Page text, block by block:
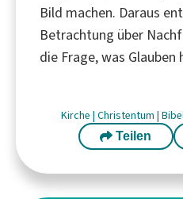
Bild machen. Daraus
Betrachtung über
die Frage, was
Kirche | Christentum |
Teilen